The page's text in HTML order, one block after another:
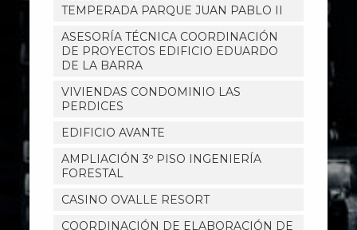
TEMPERADA PARQUE JUAN PABLO II
ASESORÍA TÉCNICA COORDINACIÓN
DE PROYECTOS EDIFICIO EDUARDO
DE LA BARRA
VIVIENDAS CONDOMINIO LAS
PERDICES
EDIFICIO AVANTE
AMPLIACIÓN 3º PISO INGENIERÍA
FORESTAL
CASINO OVALLE RESORT
COORDINACIÓN DE ELABORACIÓN DE